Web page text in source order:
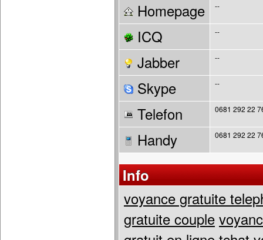
Homepage --
ICQ --
Jabber --
Skype --
Telefon 0681 292 22
Handy 0681 292 22
Info
voyance gratuite
gratuite couple